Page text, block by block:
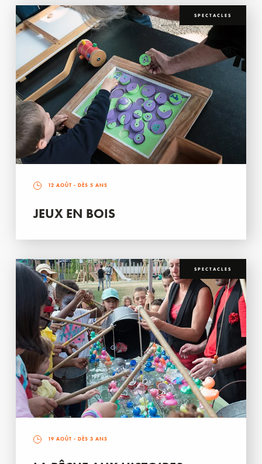
SPECTACLES
12 AOÛT - DÈS 5 ANS
JEUX EN BOIS
SPECTACLES
19 AOÛT - DÈS 3 ANS